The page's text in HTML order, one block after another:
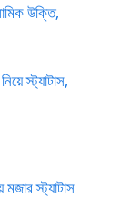
উক্তি,
স্ট্যাটাস,
স্ট্যাটাস